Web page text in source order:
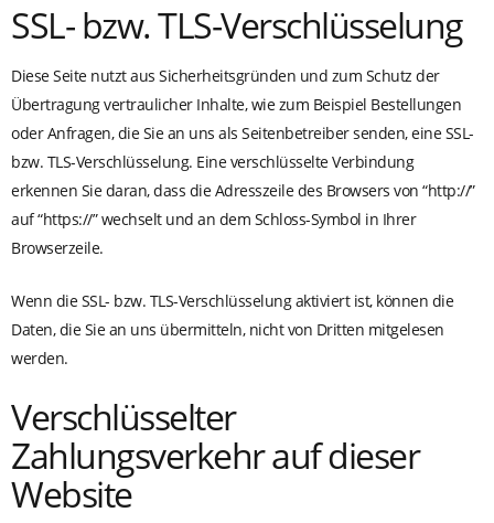
SSL- bzw. TLS-Verschlüsselung
Diese Seite nutzt aus Sicherheitsgründen und zum Schutz der
Übertragung vertraulicher Inhalte, wie zum Beispiel Bestellungen
oder Anfragen, die Sie an uns als Seitenbetreiber senden, eine SSL-
bzw. TLS-Verschlüsselung. Eine verschlüsselte Verbindung
erkennen Sie daran, dass die Adresszeile des Browsers von “http://”
auf “https://” wechselt und an dem Schloss-Symbol in Ihrer
Browserzeile.
Wenn die SSL- bzw. TLS-Verschlüsselung aktiviert ist, können die
Daten, die Sie an uns übermitteln, nicht von Dritten mitgelesen
werden.
Verschlüsselter
Zahlungsverkehr auf dieser
Website